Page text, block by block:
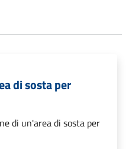
di sosta per
di un'area di sosta per